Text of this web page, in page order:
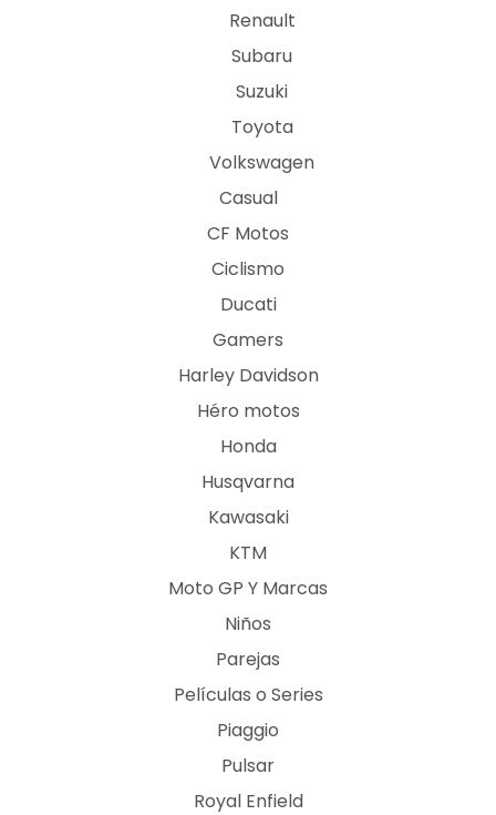
Renault
Subaru
Suzuki
Toyota
Volkswagen
Casual
CF Motos
Ciclismo
Ducati
Gamers
Harley Davidson
Héro motos
Honda
Husqvarna
Kawasaki
KTM
Moto GP Y Marcas
Niños
Parejas
Películas o Series
Piaggio
Pulsar
Royal Enfield